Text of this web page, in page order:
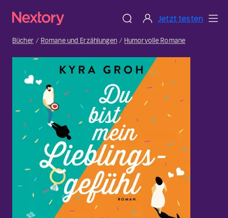
Jetzt testen
Bücher Romane und Erzählungen Humorvolle Romane